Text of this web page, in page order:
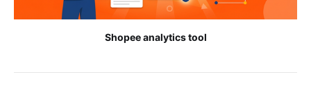
Shopee analytics tool